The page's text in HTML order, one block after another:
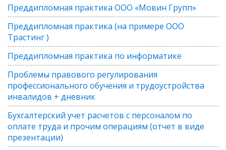
Преддипломная практика ООО «Мовин Групп»
Преддипломная практика (на примере ООО
Трастинг )
Преддипломная практика по информатике
Проблемы правового регулирования
профессионального обучения и трудоустройства
инвалидов + дневник
Бухгалтерский учет расчетов с персоналом по
оплате труда и прочим операциям (отчет в виде
презентации)